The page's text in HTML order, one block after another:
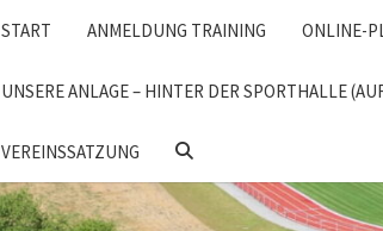
START ANMELDUNG TRAINING ONLINE-
UNSERE ANLAGE – HINTER DER SPORTHALLE
VEREINSSATZUNG
SEARCH